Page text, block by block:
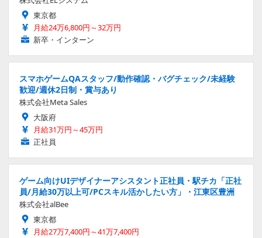
東京都
月給24万6,800円～32万円
新卒・インターン
スマホゲームQAスタッフ/動作確認・バグチェック/未経験
歓迎/週休2日制・賞与あり
株式会社Meta Sales
大阪府
月給31万円～45万円
正社員
ゲーム向けUIデザイナーアシスタント正社員・駅チカ「正社
員/月給30万以上可/PCスキル活かしたい方」・江東区豊洲
株式会社alBee
東京都
月給27万7,400円～41万7,400円